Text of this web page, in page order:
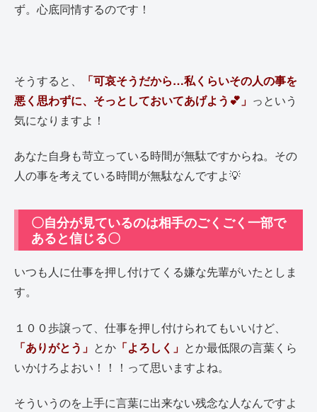
ず。心底同情するのです！
そうすると、
「可哀そうだから…私くらいその人の事を
悪く思わずに、そっとしておいてあげよう💕」 っという
気になりますよ！
あなた自身も苛立っている時間が無駄ですからね。その
人の事を考えている時間が無駄なんですよ💡
〇自分が見ているのは相手のごくごく一部で
あると信じる〇
いつも人に仕事を押し付けてくる嫌な先輩がいたとしま
す。
１００歩譲って、仕事を押し付けられてもいいけど、
「ありがとう」 とか 「よろしく」 とか最低限の言葉くら
いかけろよおい！！！って思いますよね。
そういうのを上手に言葉に出来ない残念な人なんですよ